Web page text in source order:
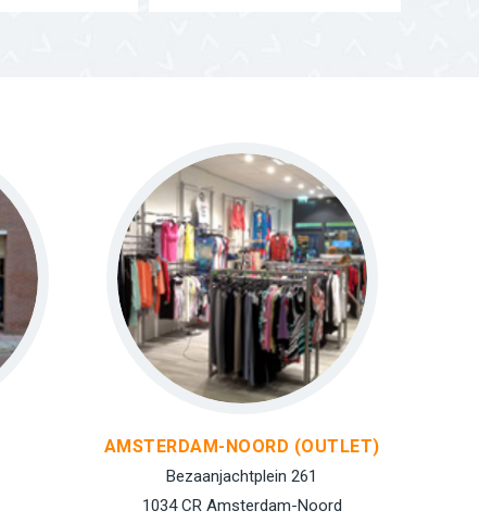
AMSTERDAM-NOORD (OUTLET)
Bezaanjachtplein 261
1034 CR Amsterdam-Noord